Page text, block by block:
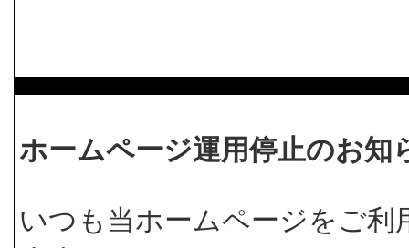
ホームページ運用停止のお知
いつも当ホームページをご